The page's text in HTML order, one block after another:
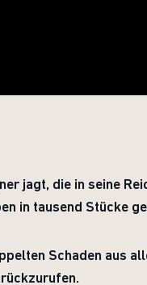
jagt, die in seine
in tausend Stücke
Schaden aus